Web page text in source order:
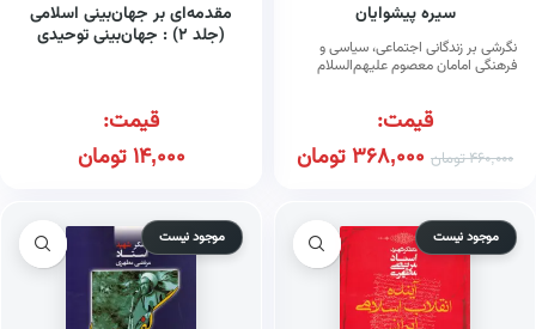
سیره پیشوایان
نگرشی بر زندگانی اجتماعی، سیاسی و
فرهنگی امامان معصوم علیهم‌السلام
قیمت:
460,000تومان 368,000تومان
مقدمه‌ای بر جهان‌بینی اسلامی
(جلد ۲) : جهان‌بینی توحیدی
قیمت:
14,000تومان
موجود نیست موجود نیست